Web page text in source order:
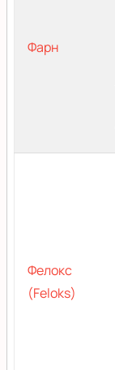
Фарн
Фелокс
(Feloks)